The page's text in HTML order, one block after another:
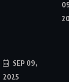
SEP 09,
2025